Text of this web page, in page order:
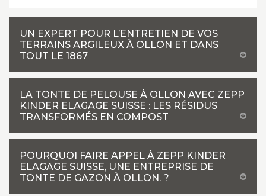
UN EXPERT POUR L’ENTRETIEN DE VOS
TERRAINS ARGILEUX À OLLON ET DANS
TOUT LE 1867
LA TONTE DE PELOUSE À OLLON AVEC ZEPP
KINDER ELAGAGE SUISSE : LES RÉSIDUS
TRANSFORMÉS EN COMPOST
POURQUOI FAIRE APPEL À ZEPP KINDER
ELAGAGE SUISSE, UNE ENTREPRISE DE
TONTE DE GAZON À OLLON. ?